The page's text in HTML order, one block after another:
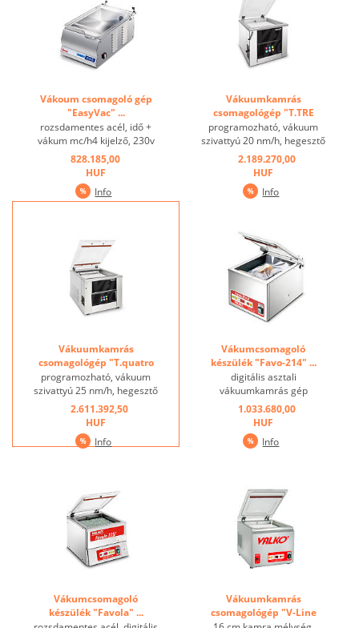
Vákoum csomagoló gép
"EasyVac" ...
rozsdamentes acél, idő +
vákum mc/h4 kijelző, 230v
...
828.185,00
HUF
Info
Vákuumkamrás
csomagológép "T.TRE
20/315" ...
programozható, vákuum
szivattyú 20 nm/h, hegesztő
rúd 315 mm,
érintőképernyő, karcálló és
víz lepergető kijelző.
Funkciók: Akár 99%-os
Programok: porszívózás,
folyadékok ...
2.189.270,00
HUF
Info
Vákuumkamrás
csomagológép "T.quatro
25/415" ...
programozható, vákuum
szivattyú 25 nm/h, hegesztő
rúd 415 mm,
érintőképernyő, karcálló és
víz lepergető kijelző.
Funkciók: Akár 99%-os
folyadékok ...
2.611.392,50
HUF
Info
Vákumcsomagoló
készülék "Favo-214" ...
digitális asztali
vákuumkamrás gép
rozsdamentes acélból
készült, hegesztés hossza
210 mm, szivattyú 4 m³ / h,
8 cm kamramélységgel,
1.033.680,00
HUF
Info
Vákumcsomagoló
készülék "Favola" ...
Vákuumkamrás
csomagológép "V-Line